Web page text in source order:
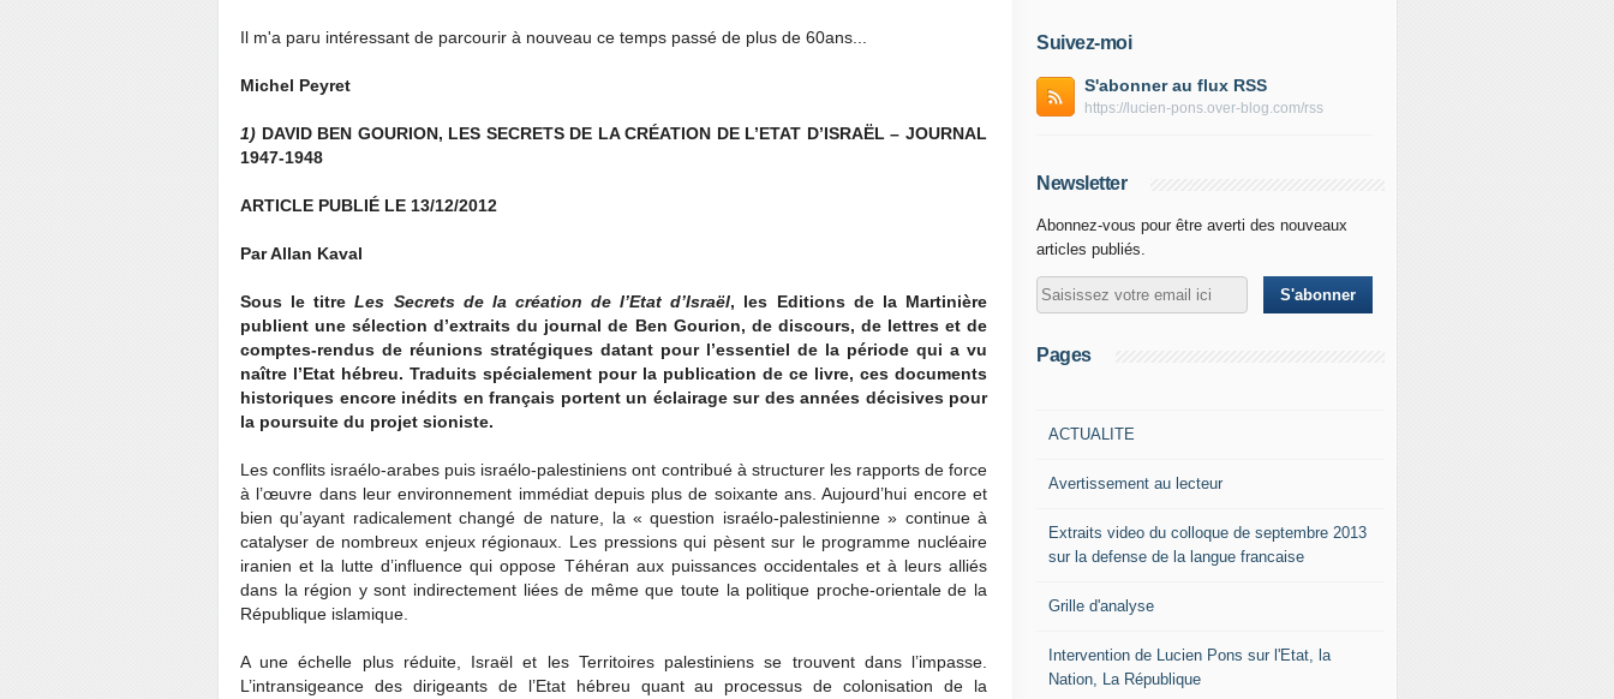
Il m'a paru intéressant de parcourir à nouveau ce temps passé de plus de 60ans...
Michel Peyret
1) DAVID BEN GOURION, LES SECRETS DE LA CRÉATION DE L’ETAT D’ISRAËL – JOURNAL
1947-1948
ARTICLE PUBLIÉ LE 13/12/2012
Par Allan Kaval
Sous le titreLes Secrets de la création de l’Etat d’Israël, les Editions de la Martinière
publient une sélection d’extraits du journal de Ben Gourion, de discours, de lettres et de
comptes-rendus de réunions stratégiques datant pour l’essentiel de la période qui a vu
naître l’Etat hébreu. Traduits spécialement pour la publication de ce livre, ces documents
historiques encore inédits en français portent un éclairage sur des années décisives pour
la poursuite du projet sioniste.
Les conflits israélo-arabes puis israélo-palestiniens ont contribué à structurer les rapports de force
à l’œuvre dans leur environnement immédiat depuis plus de soixante ans. Aujourd’hui encore et
bien qu’ayant radicalement changé de nature, la « question israélo-palestinienne » continue à
catalyser de nombreux enjeux régionaux. Les pressions qui pèsent sur le programme nucléaire
iranien et la lutte d’influence qui oppose Téhéran aux puissances occidentales et à leurs alliés
dans la région y sont indirectement liées de même que toute la politique proche-orientale de la
République islamique.
A une échelle plus réduite, Israël et les Territoires palestiniens se trouvent dans l’impasse.
L’intransigeance des dirigeants de l’Etat hébreu quant au processus de colonisation de la
Suivez-moi
S'abonner au flux RSS
https://lucien-pons.over-blog.com/rss
Newsletter
Abonnez-vous pour être averti des nouveaux
articles publiés.
Pages
ACTUALITE
Avertissement au lecteur
Extraits video du colloque de septembre 2013
sur la defense de la langue francaise
Grille d'analyse
Intervention de Lucien Pons sur l'Etat, la
Nation, La République